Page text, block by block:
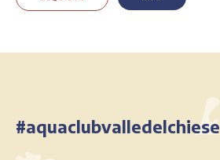
#aquaclubvalledelchiese